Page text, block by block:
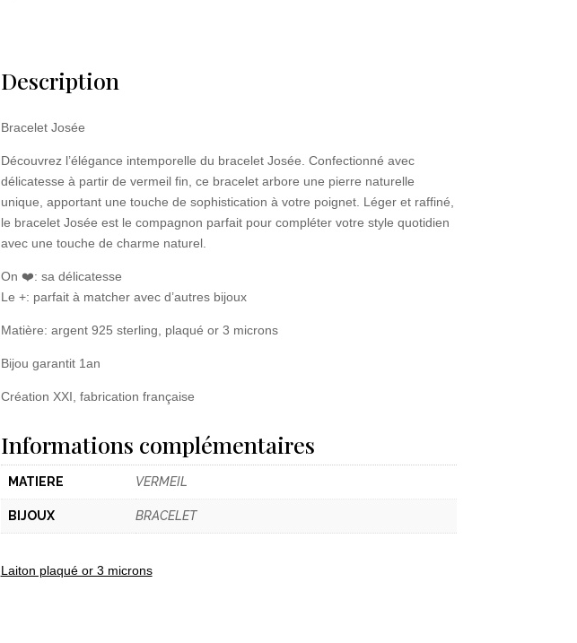
Description
Bracelet Josée
Découvrez l’élégance intemporelle du bracelet Josée. Confectionné avec
délicatesse à partir de vermeil fin, ce bracelet arbore une pierre naturelle
unique, apportant une touche de sophistication à votre poignet. Léger et raffiné,
le bracelet Josée est le compagnon parfait pour compléter votre style quotidien
avec une touche de charme naturel.
On ❤️: sa délicatesse
Le +: parfait à matcher avec d’autres bijoux
Matière: argent 925 sterling, plaqué or 3 microns
Bijou garantit 1an
Création XXI, fabrication française
Informations complémentaires
MATIERE VERMEIL
BIJOUX BRACELET
Laiton plaqué or 3 microns